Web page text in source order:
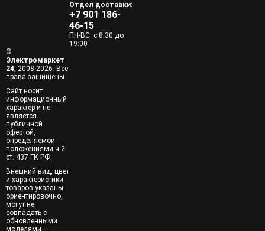
Отдел доставки:
+7 901 186-
46-15
ПН-ВС: с 8:30 до
19:00
©
Электромаркет
24, 2008-2026. Все
права защищены.
Сайт носит
информационный
характер и не
является
публичной
офертой,
определяемой
положениями ч.2
ст. 437 ГК РФ.
Внешний вид, цвет
и характеристики
товаров указаны
ориентировочно,
могут не
совпадать с
обновленными
моделями —